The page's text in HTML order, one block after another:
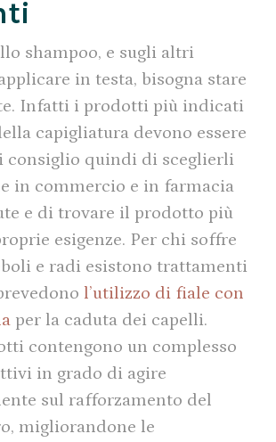
shampoo, e sugli altri
in testa, bisogna stare
Infatti i prodotti più indicati
capigliatura devono essere
consiglio quindi di sceglierli
in commercio e in farmacia
e di trovare il prodotto più
esigenze. Per chi soffre
e radi esistono trattamenti
l’utilizzo di fiale con
per la caduta dei capelli.
contengono un complesso
in grado di agire
sul rafforzamento del
migliorandone le